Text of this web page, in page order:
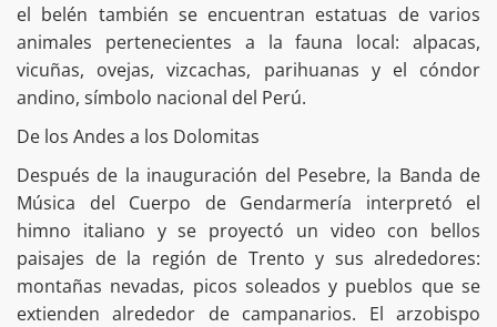
el belén también se encuentran estatuas de varios
animales pertenecientes a la fauna local: alpacas,
vicuñas, ovejas, vizcachas, parihuanas y el cóndor
andino, símbolo nacional del Perú.
De los Andes a los Dolomitas
Después de la inauguración del Pesebre, la Banda de
Música del Cuerpo de Gendarmería interpretó el
himno italiano y se proyectó un video con bellos
paisajes de la región de Trento y sus alrededores:
montañas nevadas, picos soleados y pueblos que se
extienden alrededor de campanarios. El arzobispo